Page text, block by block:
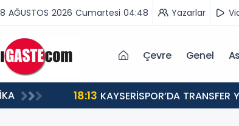
AĞUSTOS 2026 Cumartesi 04:48 Yazarlar
Çevre Genel
18:13 KAYSERİSPOR’DA TRANSFER